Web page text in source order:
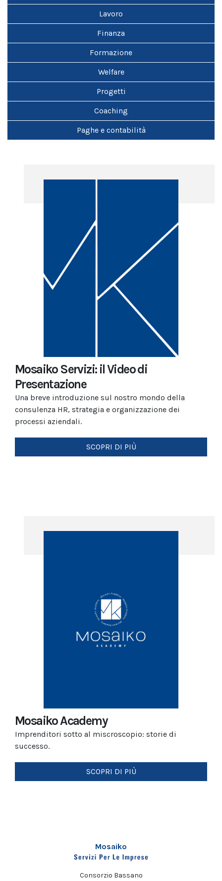
Lavoro
Finanza
Formazione
Welfare
Progetti
Coaching
Paghe e contabilità
Mosaiko Servizi: il Video di
Presentazione
Una breve introduzione sul nostro mondo della
consulenza HR, strategia e organizzazione dei
processi aziendali.
SCOPRI DI PIÙ
Mosaiko Academy
Imprenditori sotto al miscroscopio: storie di
successo.
SCOPRI DI PIÙ
Mosaiko
Consorzio Bassano